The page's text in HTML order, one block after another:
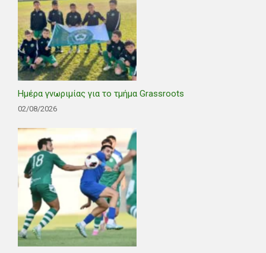
Ημέρα γνωριμίας για το τμήμα Grassroots
02/08/2026